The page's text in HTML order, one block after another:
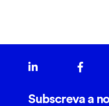
Subscreva a